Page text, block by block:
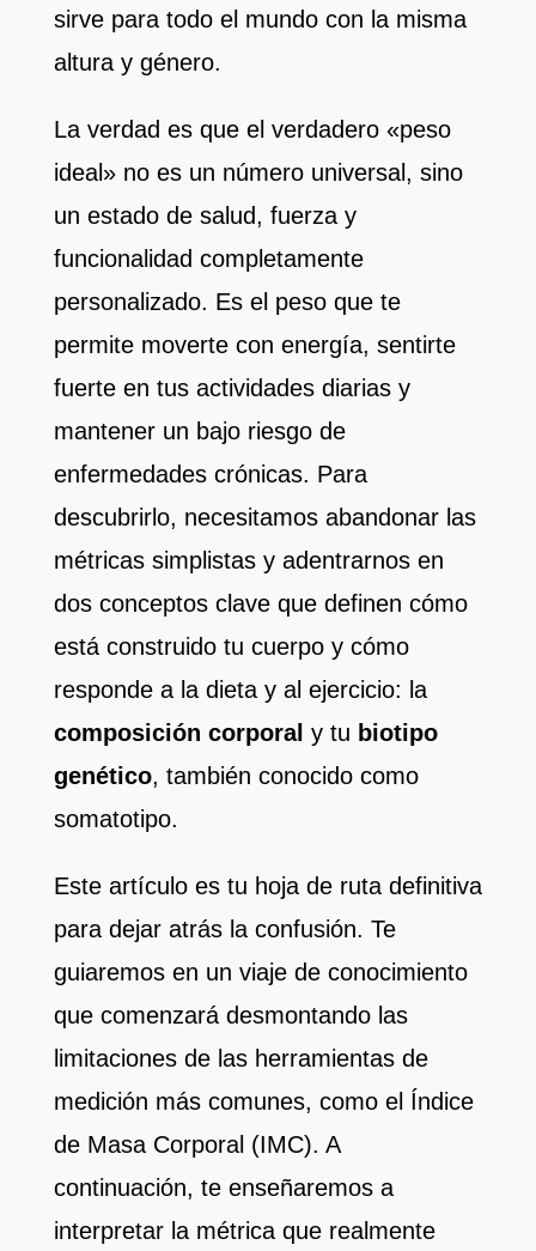
sirve para todo el mundo con la misma
altura y género.
La verdad es que el verdadero «peso
ideal» no es un número universal, sino
un estado de salud, fuerza y
funcionalidad completamente
personalizado. Es el peso que te
permite moverte con energía, sentirte
fuerte en tus actividades diarias y
mantener un bajo riesgo de
enfermedades crónicas. Para
descubrirlo, necesitamos abandonar las
métricas simplistas y adentrarnos en
dos conceptos clave que definen cómo
está construido tu cuerpo y cómo
responde a la dieta y al ejercicio: la
composición corporal y tu biotipo
genético, también conocido como
somatotipo.
Este artículo es tu hoja de ruta definitiva
para dejar atrás la confusión. Te
guiaremos en un viaje de conocimiento
que comenzará desmontando las
limitaciones de las herramientas de
medición más comunes, como el Índice
de Masa Corporal (IMC). A
continuación, te enseñaremos a
interpretar la métrica que realmente